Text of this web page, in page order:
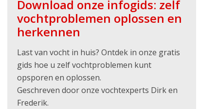
Download onze infogids: zelf
vochtproblemen oplossen en
herkennen
Last van vocht in huis? Ontdek in onze gratis
gids hoe u zelf vochtproblemen kunt
opsporen en oplossen.
Geschreven door onze vochtexperts Dirk en
Frederik.